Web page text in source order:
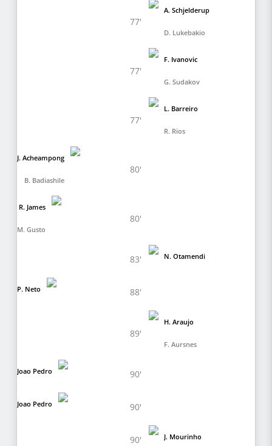
77'
A. Schjelderup
D. Lukebakio
77'
F. Ivanovic
G. Sudakov
77'
L. Barreiro
R. Rios
B. Badiashile
J. Acheampong
80'
M. Gusto
R. James
80'
83' N. Otamendi
P. Neto 88'
89'
H. Araujo
F. Aursnes
Joao Pedro 90'
Joao Pedro 90'
90' J. Mourinho